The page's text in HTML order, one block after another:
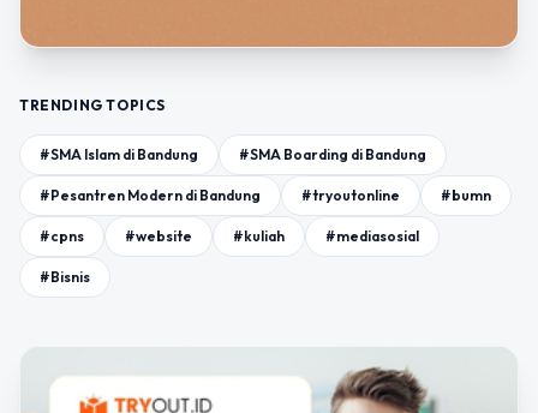
TRENDING TOPICS
#SMA Islam di Bandung #SMA Boarding di Bandung
#Pesantren Modern di Bandung #tryoutonline #bumn
#cpns #website #kuliah #mediasosial
#Bisnis